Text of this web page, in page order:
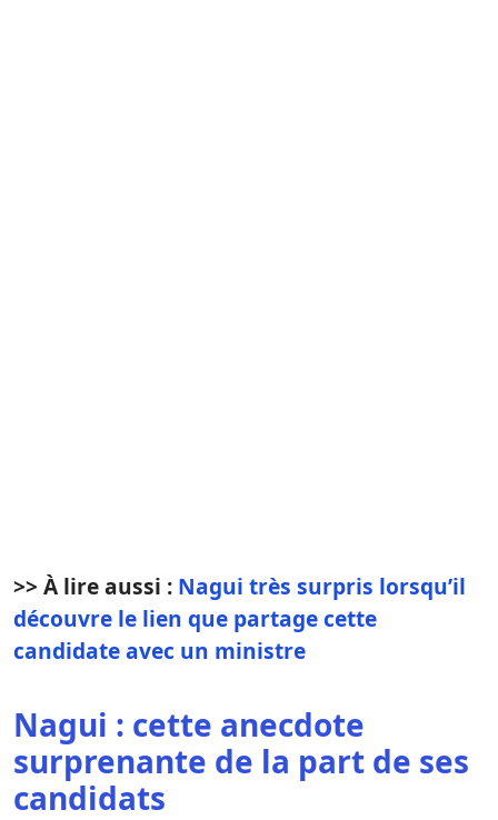
>> À lire aussi : Nagui très surpris lorsqu’il
découvre le lien que partage cette
candidate avec un ministre
Nagui : cette anecdote
surprenante de la part de ses
candidats